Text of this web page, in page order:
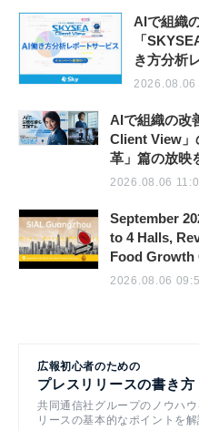
AIで組織
「
き方分析
2026.08.06
AIで組織の改
Client View」
革」篇の放映
2026.08.06
September
to 4 Halls,
Food
2026.08.06
広報初心者のための
プレスリリースの書き方
共同通信社グループのノウハ
リースの基本的なポイントを解